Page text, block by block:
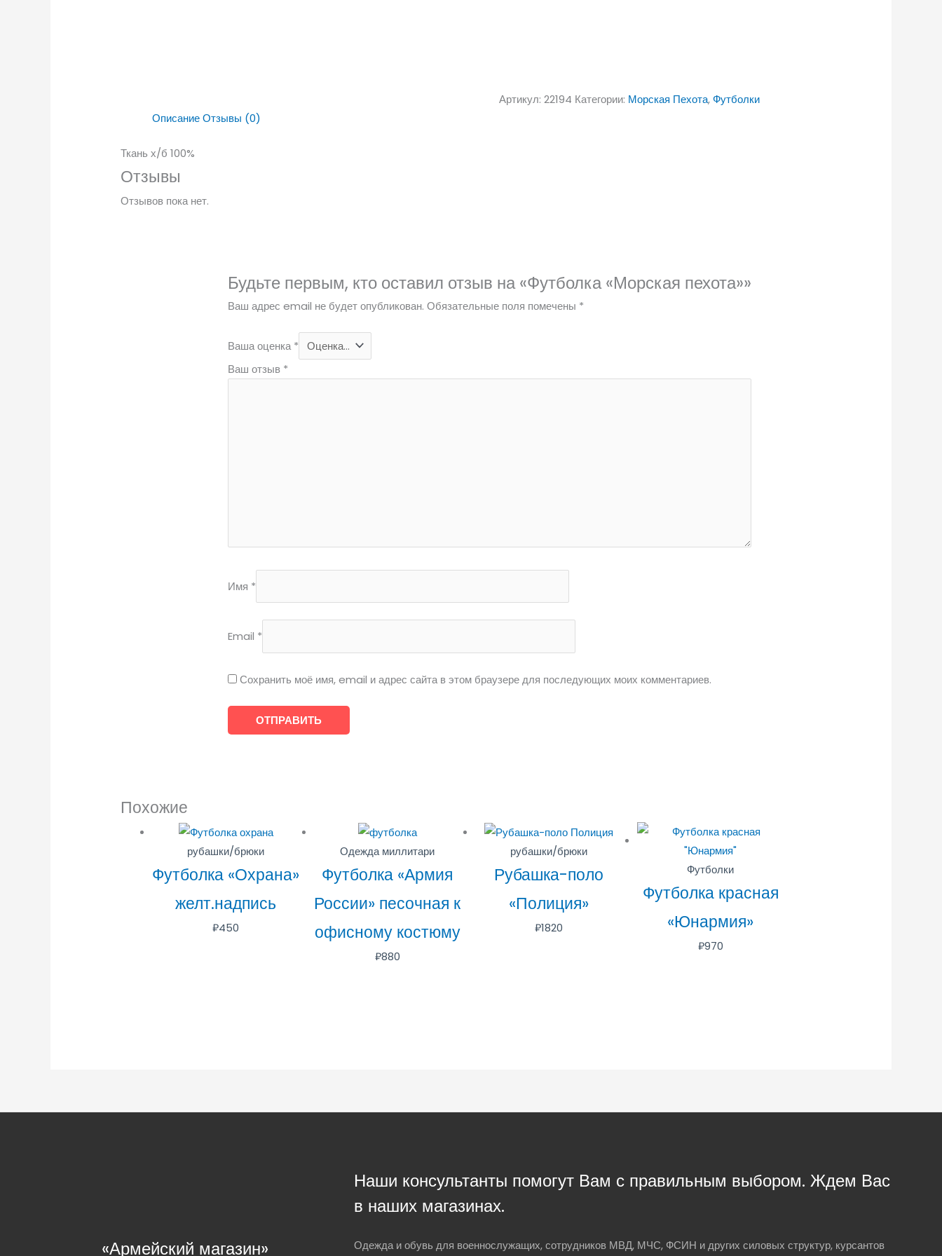
Артикул: 22194 Категории: Морская Пехота,Футболки
ОписаниеОтзывы (0)
Ткань х/б 100%
Отзывы
Отзывов пока нет.
Будьте первым, кто оставил отзыв на «Футболка «Морская пехота»»
Ваш адрес email не будет опубликован. Обязательные поля помечены *
Ваша оценка*
Ваш отзыв *
Имя *
Email *
Сохранить моё имя, email и адрес сайта в этом браузере для последующих моих комментариев.
Похожие
рубашки/брюки
Футболка «Охрана»
желт.надпись
₽450
Одежда миллитари
Футболка «Армия
России» песочная к
офисному костюму
₽880
рубашки/брюки
Рубашка-поло
«Полиция»
₽1820
Футболки
Футболка красная
«Юнармия»
₽970
«Армейский магазин»
Наши консультанты помогут Вам с правильным выбором. Ждем Вас
в наших магазинах.
Одежда и обувь для военнослужащих, сотрудников МВД, МЧС, ФСИН и других силовых структур, курсантов